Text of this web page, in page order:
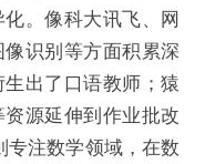
。像科大讯飞、网
识别等方面积累深
出了口语教师；猿
源延伸到作业批改
注数学领域，在数